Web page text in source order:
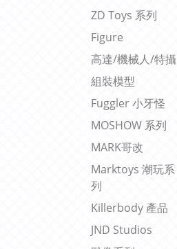
ZD Toys 系列
Figure
高達/機械人/特攝
組裝模型
Fuggler 小牙怪
MOSHOW 系列
MARK哥改
Marktoys 潮玩系
列
Killerbody 產品
JND Studios